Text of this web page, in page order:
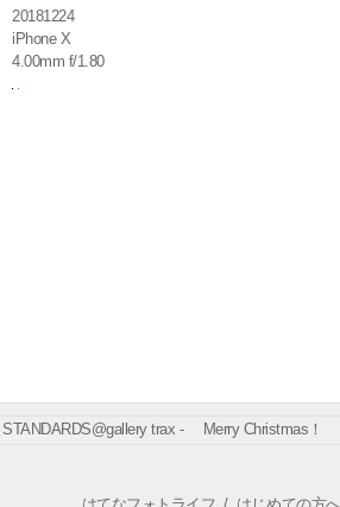
20181224
iPhone X
4.00mm f/1.80
STANDARDS@gallery trax - Merry Christmas！